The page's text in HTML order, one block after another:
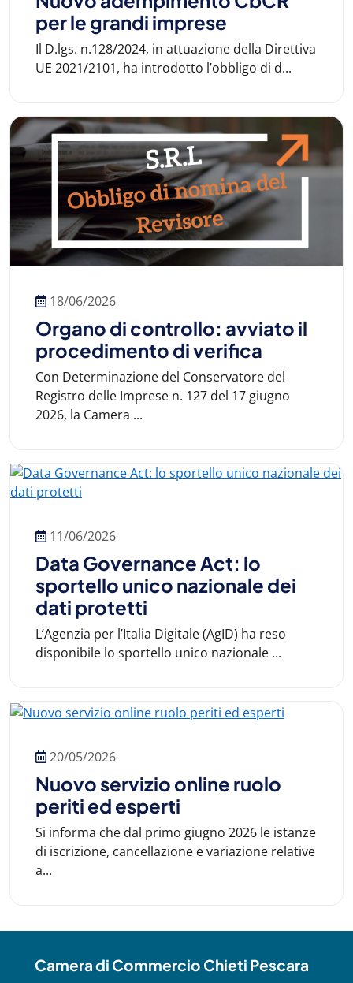
per le grandi imprese
Il D.lgs. n.128/2024, in attuazione della Direttiva
UE 2021/2101, ha introdotto l’obbligo di d...
18/06/2026
Organo di controllo: avviato il
procedimento di verifica
Con Determinazione del Conservatore del
Registro delle Imprese n. 127 del 17 giugno
2026, la Camera ...
11/06/2026
Data Governance Act: lo
sportello unico nazionale dei
dati protetti
L’Agenzia per l’Italia Digitale (AgID) ha reso
disponibile lo sportello unico nazionale ...
20/05/2026
Nuovo servizio online ruolo
periti ed esperti
Si informa che dal primo giugno 2026 le istanze
di iscrizione, cancellazione e variazione relative
a...
Camera di Commercio Chieti Pescara